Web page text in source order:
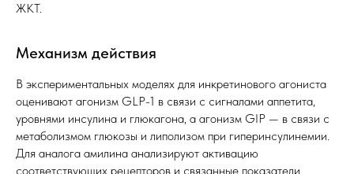
ЖКТ.
Механизм действия
В экспериментальных моделях для инкретинового агониста
оценивают агонизм GLP-1 в связи с сигналами аппетита,
уровнями инсулина и глюкагона, а агонизм GIP — в связи с
метаболизмом глюкозы и липолизом при гиперинсулинемии.
Для аналога амилина анализируют активацию
соответствующих рецепторов и связанные показатели